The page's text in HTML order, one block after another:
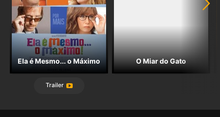
Ela é Mesmo... o Máximo
Trailer
O Miar do Gato